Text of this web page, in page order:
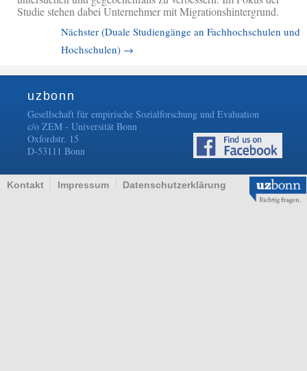
Studie stehen dabei Unternehmer mit Migrationshintergrund.
Nächster (Duale Studiengänge an Fachhochschulen und
Hochschulen) →
uzbonn
Gesellschaft für empirische Sozialforschung und Evaluation
c/o ZEM - Universität Bonn
Oxfordstr. 15
D-53111 Bonn
Kontakt Impressum Datenschutzerklärung